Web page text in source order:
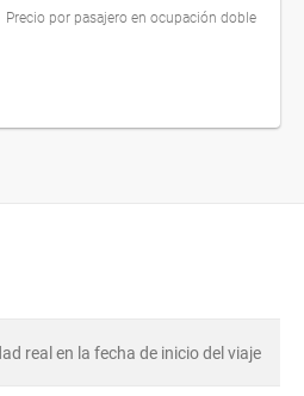
Precio por pasajero en ocupación doble
real en la fecha de inicio del viaje